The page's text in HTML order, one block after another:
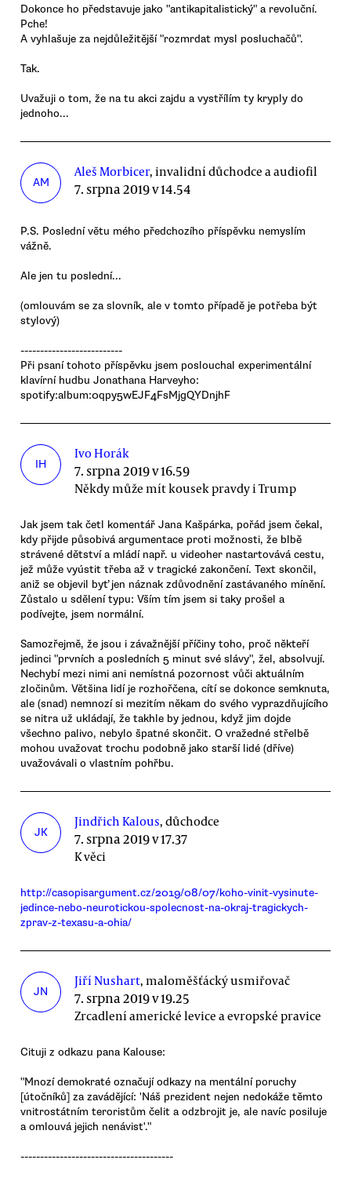
Dokonce ho představuje jako "antikapitalistický" a revoluční.
Pche!
A vyhlašuje za nejdůležitější "rozmrdat mysl posluchačů".
Tak.
Uvažuji o tom, že na tu akci zajdu a vystřílím ty kryply do
jednoho...
AM
Aleš Morbicer, invalidní důchodce a audiofil
7. srpna 2019 v 14.54
P.S. Poslední větu mého předchozího příspěvku nemyslím
vážně.
Ale jen tu poslední...
(omlouvám se za slovník, ale v tomto případě je potřeba být
stylový)
--------------------------
Při psaní tohoto příspěvku jsem poslouchal experimentální
klavírní hudbu Jonathana Harveyho:
spotify:album:0qpy5wEJF4FsMjgQYDnjhF
IH
Ivo Horák
7. srpna 2019 v 16.59
Někdy může mít kousek pravdy i Trump
Jak jsem tak četl komentář Jana Kašpárka, pořád jsem čekal,
kdy přijde působivá argumentace proti možnosti, že blbě
strávené dětství a mládí např. u videoher nastartovává cestu,
jež může vyústit třeba až v tragické zakončení. Text skončil,
aniž se objevil byť jen náznak zdůvodnění zastávaného mínění.
Zůstalo u sdělení typu: Vším tím jsem si taky prošel a
podívejte, jsem normální.
Samozřejmě, že jsou i závažnější příčiny toho, proč někteří
jedinci "prvních a posledních 5 minut své slávy", žel, absolvují.
Nechybí mezi nimi ani nemístná pozornost vůči aktuálním
zločinům. Většina lidí je rozhořčena, cítí se dokonce semknuta,
ale (snad) nemnozí si mezitím někam do svého vyprazdňujícího
se nitra už ukládají, že takhle by jednou, když jim dojde
všechno palivo, nebylo špatné skončit. O vražedné střelbě
mohou uvažovat trochu podobně jako starší lidé (dříve)
uvažovávali o vlastním pohřbu.
JK
Jindřich Kalous, důchodce
7. srpna 2019 v 17.37
K věci
http://casopisargument.cz/2019/08/07/koho-vinit-vysinute-
jedince-nebo-neurotickou-spolecnost-na-okraj-tragickych-
zprav-z-texasu-a-ohia/
JN
Jiří Nushart, maloměšťácký usmiřovač
7. srpna 2019 v 19.25
Zrcadlení americké levice a evropské pravice
Cituji z odkazu pana Kalouse:
"Mnozí demokraté označují odkazy na mentální poruchy
[útočníků] za zavádějící: 'Náš prezident nejen nedokáže těmto
vnitrostátním teroristům čelit a odzbrojit je, ale navíc posiluje
a omlouvá jejich nenávist'."
---------------------------------------